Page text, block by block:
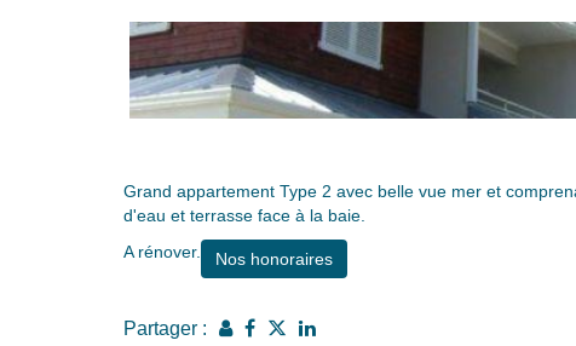
Grand appartement Type 2 avec belle vue mer et
d'eau et terrasse face à la baie.
A rénover.
Nos honoraires
Partager :